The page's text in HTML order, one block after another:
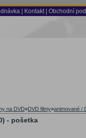
Kontakt Obchodní
na DVD»DVD filmy»animované /
- pošetka